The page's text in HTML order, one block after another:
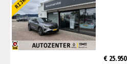
€ 25.950